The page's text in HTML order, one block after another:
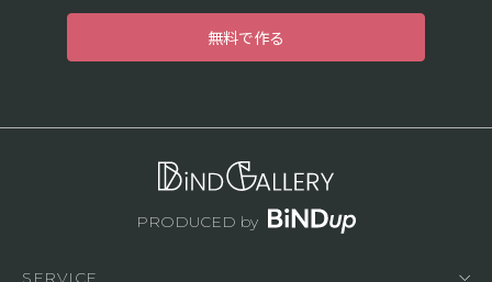
無料で作る
PRODUCED by
SERVICE